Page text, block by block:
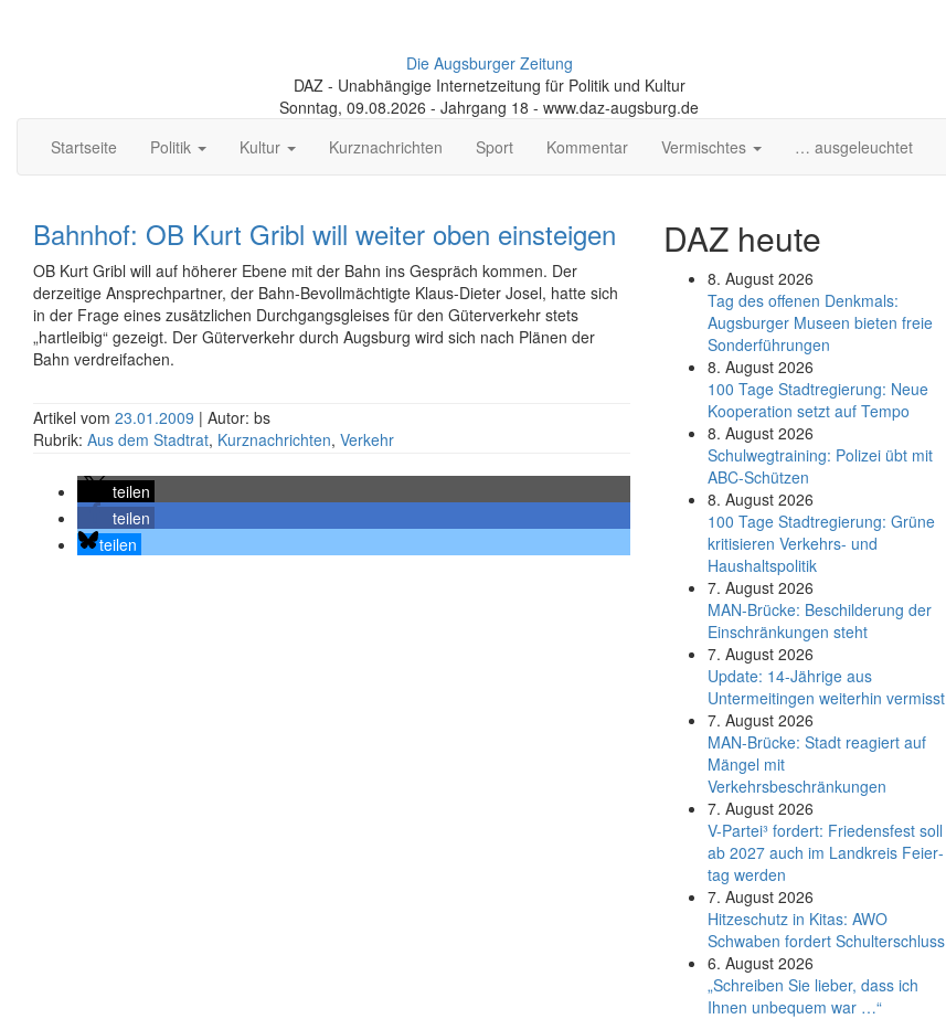
Die Augsburger Zeitung
DAZ - Unabhängige Internetzeitung für Politik und Kultur
Sonntag, 09.08.2026 - Jahrgang 18 - www.daz-augsburg.de
Startseite
Politik Kultur Kurznachrichten Sport Kommentar Vermischtes … ausgeleuchtet
Bahnhof: OB Kurt Gribl will weiter oben einsteigen
OB Kurt Gribl will auf höherer Ebene mit der Bahn ins Gespräch kommen. Der
derzeitige Ansprechpartner, der Bahn-Bevollmächtigte Klaus-Dieter Josel, hatte sich
in der Frage eines zusätzlichen Durchgangsgleises für den Güterverkehr stets
„hartleibig“ gezeigt. Der Güterverkehr durch Augsburg wird sich nach Plänen der
Bahn verdreifachen.
Artikel vom 23.01.2009 | Autor: bs
Rubrik: Aus dem Stadtrat, Kurznachrichten, Verkehr
teilen
teilen
teilen
DAZ heute
8. August 2026
Tag des offenen Denkmals:
Augsburger Museen bieten freie
Sonderführungen
8. August 2026
100 Tage Stadtregierung: Neue
Kooperation setzt auf Tempo
8. August 2026
Schul­weg­trai­ning: Poli­zei übt mit
ABC-Schüt­zen
8. August 2026
100 Tage Stadtregierung: Grüne
kritisieren Verkehrs- und
Haushaltspolitik
7. August 2026
MAN-Brücke: Beschilderung der
Einschränkungen steht
7. August 2026
Update: 14-Jährige aus
Untermeitingen weiterhin vermisst
7. August 2026
MAN-Brücke: Stadt reagiert auf
Mängel mit
Verkehrsbeschränkungen
7. August 2026
V-Partei­³ fordert: Friedens­fest soll
ab 2027 auch im Land­kreis Feier­
tag werden
7. August 2026
Hitzeschutz in Kitas: AWO
Schwaben fordert Schulterschluss
6. August 2026
„Schreiben Sie lieber, dass ich
Ihnen unbequem war …“